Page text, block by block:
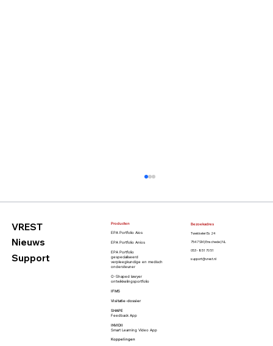
VREST feliciteert Esmee Engelmann
met haar promotie
VREST
Nieuws
Support
Producten
EPA Portfolio Aios
EPA Portfolio Anios
EPA Portfolio
gespecialiseerd
verpleegkundige enmedisch
ondersteuner
O-Shaped lawyer
ontwikkelingsportfolio
IFMS
Visitatie-dossier
SHAPE
Feedback App
INVIDII
Smart Learning Video App
Koppelingen
Bezoekadres
Twekkeler Es 24
7547 SM | Enschede | NL
053 - 851 70 51
support@vrest.nl